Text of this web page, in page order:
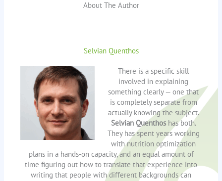
About The Author
Selvian Quenthos
There is a specific skill
involved in explaining
something clearly — one that
is completely separate from
actually knowing the subject.
Selvian Quenthoshas both.
They has spent years working
with nutrition optimization
plans in a hands-on capacity, and an equal amount of
time figuring out how to translate that experience into
writing that people with different backgrounds can